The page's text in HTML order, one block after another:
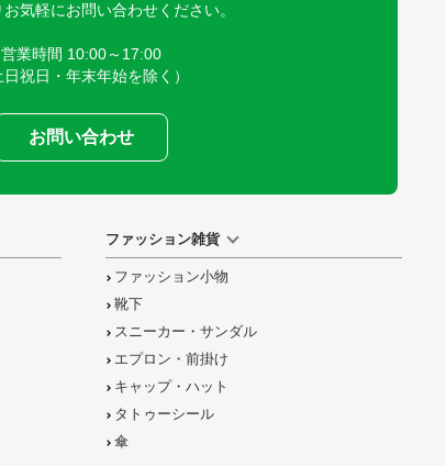
気軽にお問い合わせください。
営業時間 10:00～17:00
日祝日・年末年始を除く）
お問い合わせ
ファッション雑貨
ファッション小物
靴下
スニーカー・サンダル
エプロン・前掛け
キャップ・ハット
タトゥーシール
傘